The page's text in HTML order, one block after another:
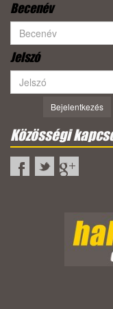
Becenév
Jelszó
Bejelentkezés
Közösségi